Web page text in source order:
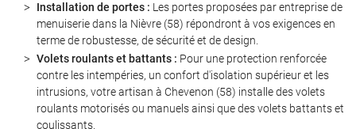
Installation de portes : Les portes proposées par entreprise de
menuiserie dans la Nièvre (58) répondront à vos exigences en
terme de robustesse, de sécurité et de design.
Volets roulants et battants : Pour une protection renforcée
contre les intempéries, un confort d'isolation supérieur et les
intrusions, votre artisan à Chevenon (58) installe des volets
roulants motorisés ou manuels ainsi que des volets battants et
coulissants.